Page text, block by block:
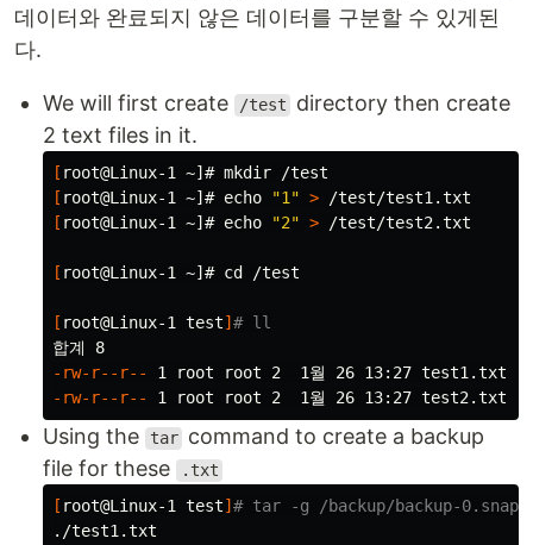
데이터와 완료되지 않은 데이터를 구분할 수 있게된
다.
We will first create /test
directory then create
2 text files in it.
[ root@Linux-1 ~]# mkdir
[ root@Linux-1 ~]# echo "1" >
[ root@Linux-1 ~]# echo "2" > /test/test2.txt
[ root@Linux-1 ~]# cd /test
[ root@Linux-1 test] # ll
-rw-r--r--
-rw-r--r--
Using the tar command to create a backup
file for these
.txt
[ root@Linux-1 test] # tar -g /backup/backup-
./test1.txt